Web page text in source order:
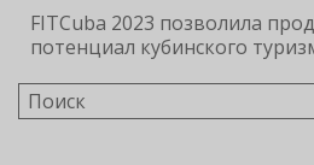
FITCuba 2023 позволила
потенциал кубинского
Поиск